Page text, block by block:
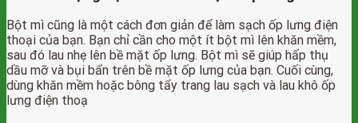
Bột mì cũng là một cách đơn giản để làm sạch ốp lưng điện
thoại của bạn. Bạn chỉ cần cho một ít bột mì lên khăn mềm,
sau đó lau nhẹ lên bề mặt ốp lưng. Bột mì sẽ giúp hấp thụ
dầu mỡ và bụi bẩn trên bề mặt ốp lưng của bạn. Cuối cùng,
dùng khăn mềm hoặc bông tẩy trang lau sạch và lau khô ốp
lưng điện thoạ